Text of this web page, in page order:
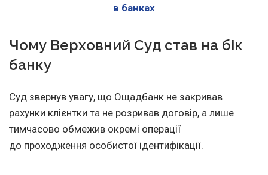
в банках
Чому Верховний Суд став на бік
банку
Суд звернув увагу, що Ощадбанк не закривав
рахунки клієнтки та не розривав договір, а лише
тимчасово обмежив окремі операції
до проходження особистої ідентифікації.